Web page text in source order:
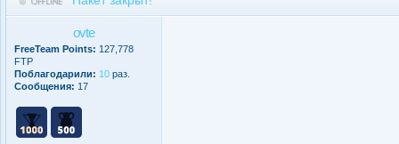
ovte
FreeTeam Points: 127,778
FTP
Поблагодарили: 10 раз.
Сообщения: 17